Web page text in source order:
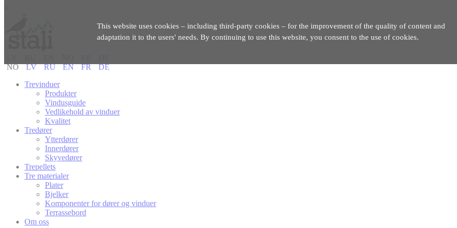
This website uses cookies – including third-party cookies – for the improvement of the quality of content and
adaptation it to the users' needs. By continuing to use this website, you consent to the use of cookies.
NO LV RU EN FR DE
Trevinduer
Produkter
Vindusguide
Vedlikehold av vinduer
Kvalitet
Tredører
Ytterdører
Innerdører
Skyvedører
Trepellets
Tre materialer
Plater
Bjelker
Komponenter for dører og vinduer
Terrassebord
Om oss